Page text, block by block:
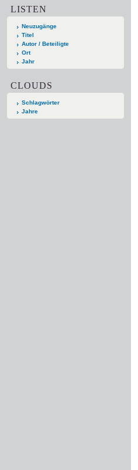
LISTEN
Neuzugänge
Titel
Autor / Beteiligte
Ort
Jahr
CLOUDS
Schlagwörter
Jahre